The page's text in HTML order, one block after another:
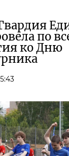
по
ко Дню